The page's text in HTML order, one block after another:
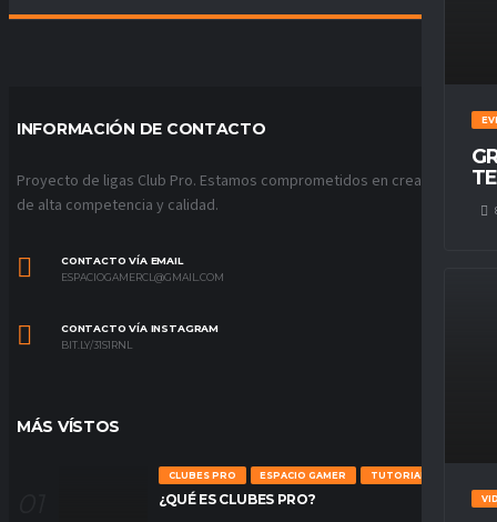
INFORMACIÓN DE CONTACTO
Proyecto de ligas Club Pro. Estamos comprometidos en crear ligas
de alta competencia y calidad.
CONTACTO VÍA EMAIL
ESPACIOGAMERCL@GMAIL.COM
CONTACTO VÍA INSTAGRAM
BIT.LY/31S1RNL
MÁS VÍSTOS
CLUBES PRO ESPACIO GAMER TUTORIALES
¿QUÉ ES CLUBES PRO?